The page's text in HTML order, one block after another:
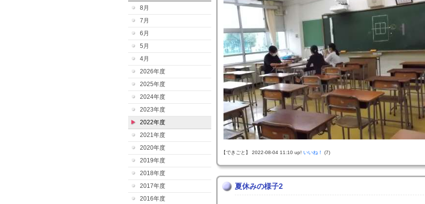
8月
7月
6月
5月
4月
2026年度
2025年度
2024年度
2023年度
2022年度
2021年度
2020年度
2019年度
2018年度
2017年度
2016年度
【できごと】 2022-08-04 11:10 up! いいね！ (7)
夏休みの様子2